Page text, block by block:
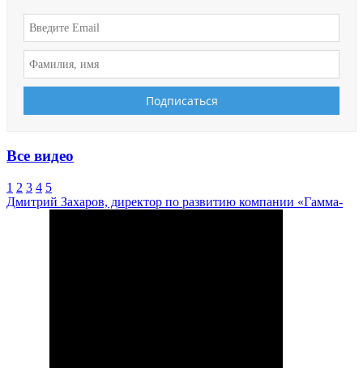
Все видео
1 2 3 4 5
Дмитрий Захаров, директор по развитию компании «Гамма-